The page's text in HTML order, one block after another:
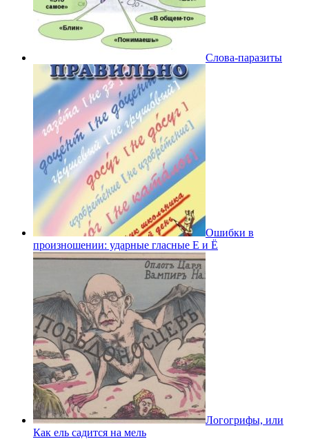
Слова-паразиты
Ошибки в
произношении: ударные гласные Е и Ё
Логогрифы, или
Как ель садится на мель